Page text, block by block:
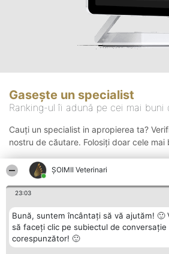
ȘOIMII Veterinari
23:03
Bună, suntem încântați să vă ajutăm! 🙂
să faceți clic pe subiectul de conversație
corespunzător! 🙂
Gasește un specialist
Ranking-ul îi adună pe cei mai buni
Cauți un specialist in apropierea ta?
nostru de căutare. Folosiți doar cele mai